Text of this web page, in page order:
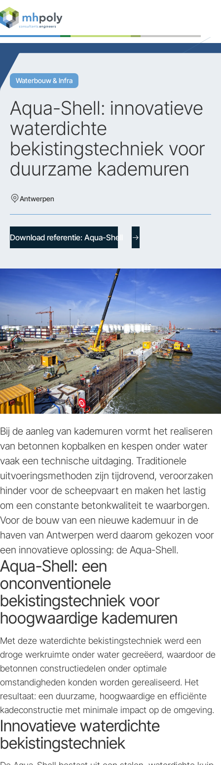
Expertises
Projecten
Werken bij
Contact
Waterbouw & Infra
Aqua-Shell: innovatieve
waterdichte
bekistingstechniek voor
duurzame kademuren
Antwerpen
Download referentie: Aqua-Shell
Bij de aanleg van kademuren vormt het realiseren
van betonnen kopbalken en kespen onder water
vaak een technische uitdaging. Traditionele
uitvoeringsmethoden zijn tijdrovend, veroorzaken
hinder voor de scheepvaart en maken het lastig
om een constante betonkwaliteit te waarborgen.
Voor de bouw van een nieuwe kademuur in de
haven van Antwerpen werd daarom gekozen voor
een innovatieve oplossing: de Aqua-Shell.
Aqua-Shell: een
onconventionele
bekistingstechniek voor
hoogwaardige kademuren
Met deze waterdichte bekistingstechniek werd een
droge werkruimte onder water gecreëerd, waardoor de
betonnen constructiedelen onder optimale
omstandigheden konden worden gerealiseerd. Het
resultaat: een duurzame, hoogwaardige en efficiënte
kadeconstructie met minimale impact op de omgeving.
Innovatieve waterdichte
bekistingstechniek